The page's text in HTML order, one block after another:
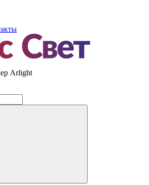
Arlight